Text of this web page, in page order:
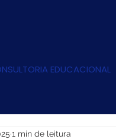
EDUCACIONAL
1 min de leitura